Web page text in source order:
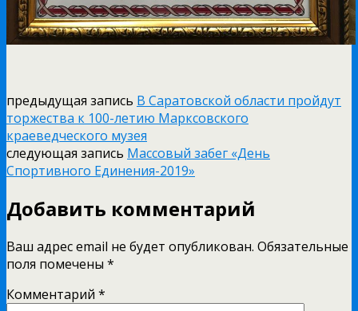
предыдущая запись В Саратовской области пройдут
торжества к 100-летию Марксовского
краеведческого музея
следующая запись Массовый забег «День
Спортивного Единения-2019»
Добавить комментарий
Ваш адрес email не будет опубликован. Обязательные
поля помечены *
Комментарий *